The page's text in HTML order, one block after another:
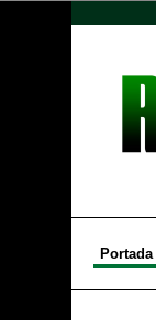
Portada